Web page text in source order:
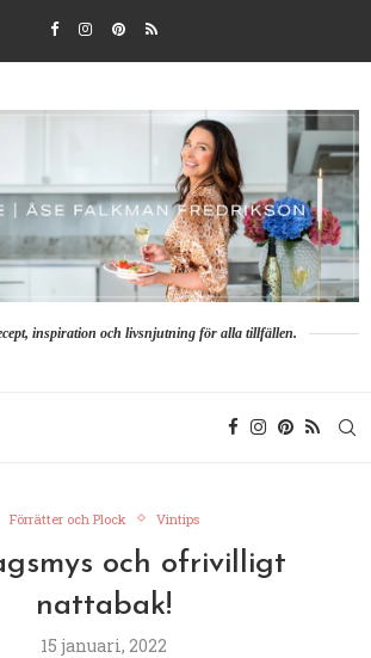
inspiration och livsnjutning för alla tillfällen.
Förrätter och Plock Vintips
och ofrivilligt
nattabak!
15 januari, 2022